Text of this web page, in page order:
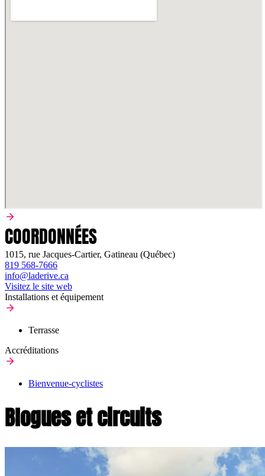
COORDONNÉES
1015, rue Jacques-Cartier, Gatineau (Québec)
819 568-7666
info@laderive.ca
Visitez le site web
Installations et équipement
Terrasse
Accréditations
Bienvenue-cyclistes
Blogues et circuits